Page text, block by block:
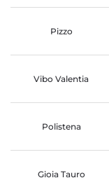
Pizzo
Vibo Valentia
Polistena
Gioia Tauro